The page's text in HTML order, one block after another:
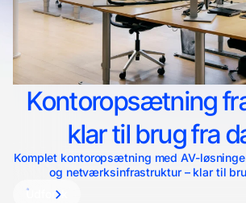
Kontoropsætning
klar til brug fra
Komplet kontoropsætning med AV-
og netværksinfrastruktur – klar til
Udforsk